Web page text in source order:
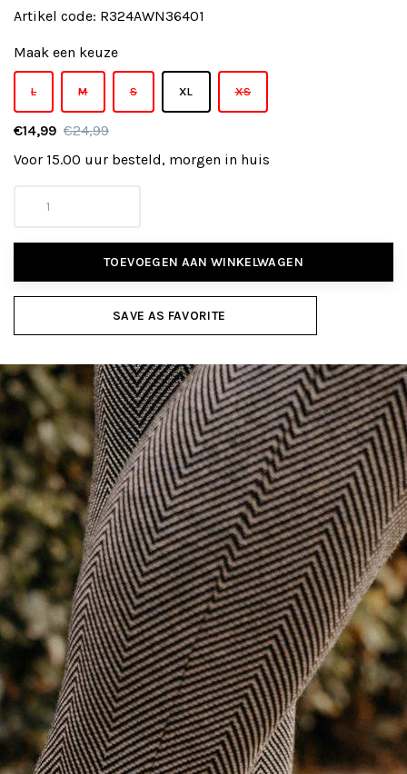
Artikel code: R324AWN36401
Maak een keuze
L M S XL XS
€14,99 €24,99
Voor 15.00 uur besteld, morgen in huis
TOEVOEGEN AAN WINKELWAGEN
SAVE AS FAVORITE